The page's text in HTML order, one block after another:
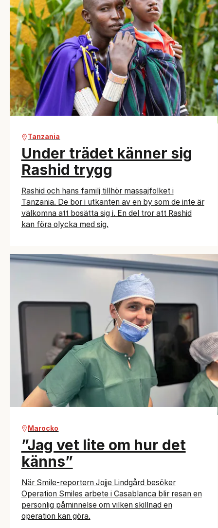
Tanzania
Under trädet känner sig
Rashid trygg
Rashid och hans familj tillhör massajfolket i
Tanzania. De bor i utkanten av en by som de inte är
välkomna att bosätta sig i. En del tror att Rashid
kan föra olycka med sig.
Marocko
”Jag vet lite om hur det
känns”
När Smile-reportern Jojje Lindgård besöker
Operation Smiles arbete i Casablanca blir resan en
personlig påminnelse om vilken skillnad en
operation kan göra.